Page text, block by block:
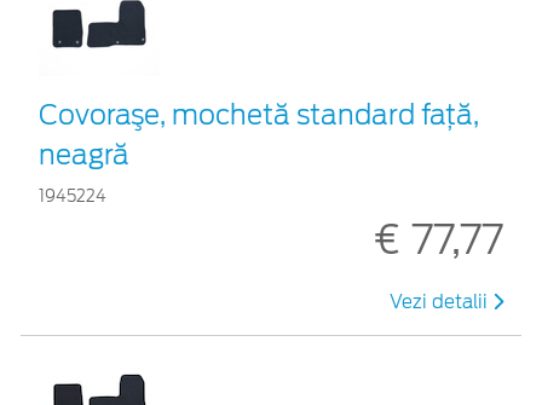
Covoraşe, mochetă standard faţă,
neagră
1945224
€ 77,77
Vezi detalii